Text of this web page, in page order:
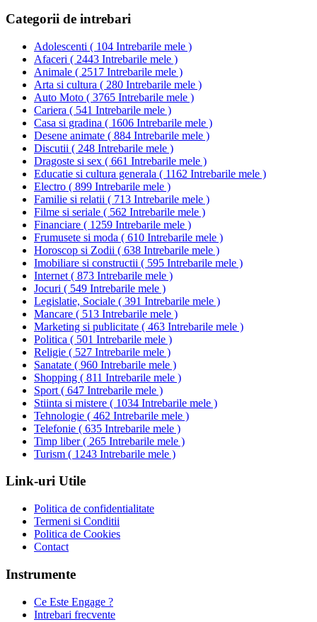
Categorii de intrebari
Adolescenti ( 104 Intrebarile mele )
Afaceri ( 2443 Intrebarile mele )
Animale ( 2517 Intrebarile mele )
Arta si cultura ( 280 Intrebarile mele )
Auto Moto ( 3765 Intrebarile mele )
Cariera ( 541 Intrebarile mele )
Casa si gradina ( 1606 Intrebarile mele )
Desene animate ( 884 Intrebarile mele )
Discutii ( 248 Intrebarile mele )
Dragoste si sex ( 661 Intrebarile mele )
Educatie si cultura generala ( 1162 Intrebarile mele )
Electro ( 899 Intrebarile mele )
Familie si relatii ( 713 Intrebarile mele )
Filme si seriale ( 562 Intrebarile mele )
Financiare ( 1259 Intrebarile mele )
Frumusete si moda ( 610 Intrebarile mele )
Horoscop si Zodii ( 638 Intrebarile mele )
Imobiliare si constructii ( 595 Intrebarile mele )
Internet ( 873 Intrebarile mele )
Jocuri ( 549 Intrebarile mele )
Legislatie, Sociale ( 391 Intrebarile mele )
Mancare ( 513 Intrebarile mele )
Marketing si publicitate ( 463 Intrebarile mele )
Politica ( 501 Intrebarile mele )
Religie ( 527 Intrebarile mele )
Sanatate ( 960 Intrebarile mele )
Shopping ( 811 Intrebarile mele )
Sport ( 647 Intrebarile mele )
Stiinta si mistere ( 1034 Intrebarile mele )
Tehnologie ( 462 Intrebarile mele )
Telefonie ( 635 Intrebarile mele )
Timp liber( 265 Intrebarile mele )
Turism ( 1243 Intrebarile mele )
Link-uri Utile
Politica de confidentialitate
Termeni si Conditii
Politica de Cookies
Contact
Instrumente
Ce Este Engage ?
Intrebari frecvente